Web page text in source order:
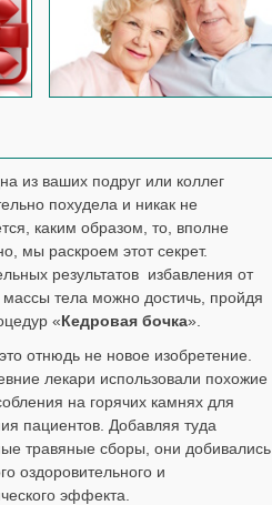
из ваших подруг или коллег
похудела и никак не
каким образом, то, вполне
мы раскроем этот секрет.
результатов избавления от
тела можно достичь, пройдя
«Кедровая бочка».
отнюдь не новое изобретение.
лекари использовали похожие
на горячих камнях для
пациентов. Добавляя туда
травяные сборы, они добивались
оздоровительного и
эффекта.